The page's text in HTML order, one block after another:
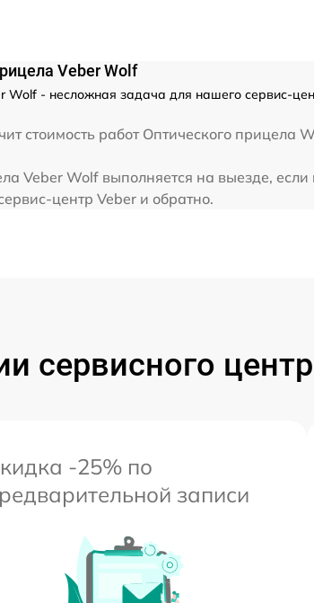
Veber Wolf
Wolf - несложная задача для нашего сервис-
стоимость работ Оптического прицела
Veber Wolf выполняется на выезде,
центр Veber и обратно.
сервисного
-25% по
записи